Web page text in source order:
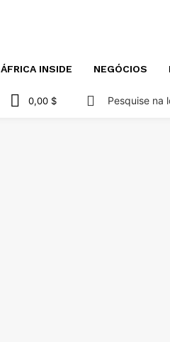
ÁFRICA INSIDE NEGÓCIOS
0,00 $ Pesquise na